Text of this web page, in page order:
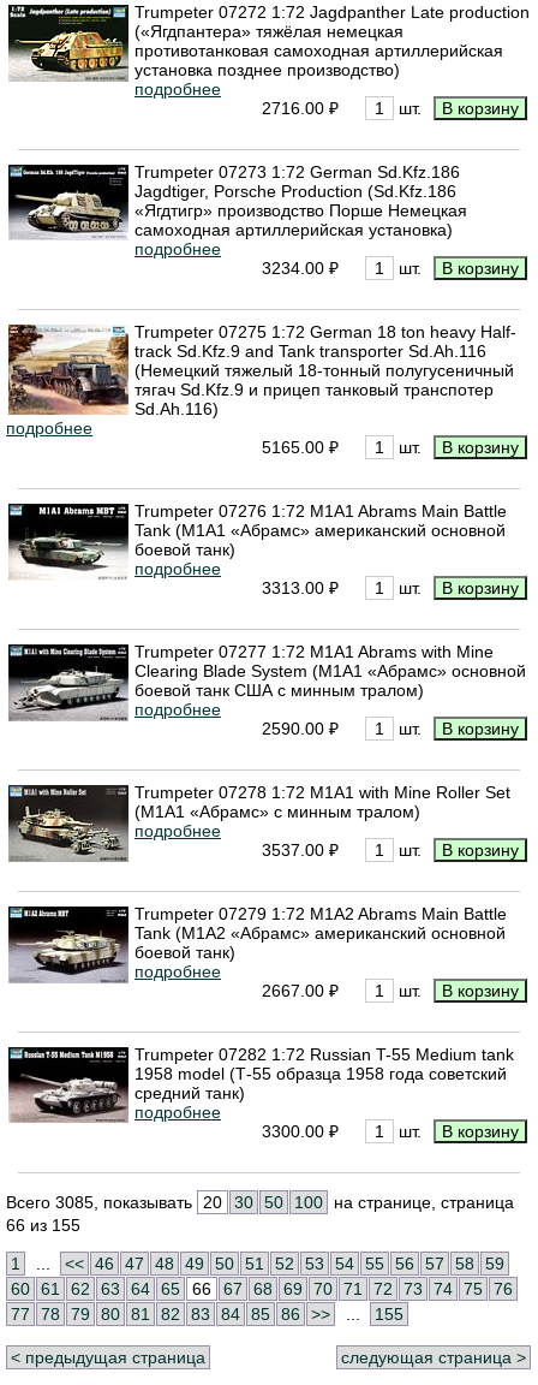
Trumpeter 07272 1:72 Jagdpanther Late production
(«Ягдпантера» тяжёлая немецкая
противотанковая самоходная артиллерийская
установка позднее производство)
подробнее
2716.00 ₽
шт.
Trumpeter 07273 1:72 German Sd.Kfz.186
Jagdtiger, Porsche Production (Sd.Kfz.186
«Ягдтигр» производство Порше Немецкая
самоходная артиллерийская установка)
подробнее
3234.00 ₽
шт.
Trumpeter 07275 1:72 German 18 ton heavy Half-
track Sd.Kfz.9 and Tank transporter Sd.Ah.116
(Немецкий тяжелый 18-тонный полугусеничный
тягач Sd.Kfz.9 и прицеп танковый транспотер
Sd.Ah.116)
подробнее
5165.00 ₽
шт.
Trumpeter 07276 1:72 M1A1 Abrams Main Battle
Tank (М1А1 «Абрамс» американский основной
боевой танк)
подробнее
3313.00 ₽
шт.
Trumpeter 07277 1:72 M1A1 Abrams with Mine
Clearing Blade System (М1А1 «Абрамс» основной
боевой танк США с минным тралом)
подробнее
2590.00 ₽
шт.
Trumpeter 07278 1:72 M1A1 with Mine Roller Set
(M1A1 «Абрамс» с минным тралом)
подробнее
3537.00 ₽
шт.
Trumpeter 07279 1:72 M1A2 Abrams Main Battle
Tank (М1А2 «Абрамс» американский основной
боевой танк)
подробнее
2667.00 ₽
шт.
Trumpeter 07282 1:72 Russian T-55 Medium tank
1958 model (Т-55 образца 1958 года советский
средний танк)
подробнее
3300.00 ₽
шт.
Всего 3085, показывать 20 30 50 100
на странице, страница
66 из 155
1
<< 46 47 48 49 50 51 52 53 54 55 56 57 58
59
60 61 62 63 64 65 66 67 68 69 70 71 72 73 74 75 76
77
78 79 80 81 82 83 84 85 86 >> 155
< предыдущая страница следующая страница >